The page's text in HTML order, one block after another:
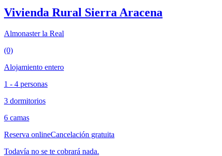
Vivienda Rural Sierra Aracena
Almonaster la Real
(0)
Alojamiento entero
1 - 4 personas
3 dormitorios
6 camas
Reserva onlineCancelación gratuita
Todavía no se te cobrará nada.